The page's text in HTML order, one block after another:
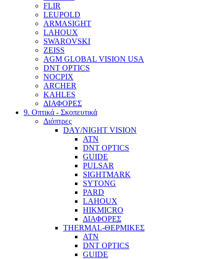
FLIR
LEUPOLD
ARMASIGHT
LAHOUX
SWAROVSKI
ZEISS
AGM GLOBAL VISION USA
DNT OPTICS
NOCPIX
ARCHER
KAHLES
ΔΙΑΦΟΡΕΣ
9. Οπτικά - Σκοπευτικά
Διόπτρες
DAY/NIGHT VISION
ATN
DNT OPTICS
GUIDE
PULSAR
SIGHTMARK
SYTONG
PARD
LAHOUX
HIKMICRO
ΔΙΑΦΟΡΕΣ
THERMAL-ΘΕΡΜΙΚΕΣ
ATN
DNT OPTICS
GUIDE